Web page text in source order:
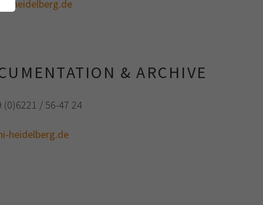
heidelberg.de
& ARCHIVE
(0)6221 / 56-47 24
heidelberg.de